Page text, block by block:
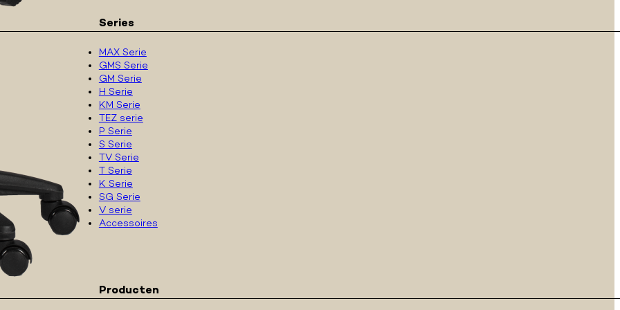
Series
MAX Serie
GMS Serie
GM Serie
H Serie
KM Serie
TEZ serie
P Serie
S Serie
TV Serie
T Serie
K Serie
SG Serie
V serie
Accessoires
Producten